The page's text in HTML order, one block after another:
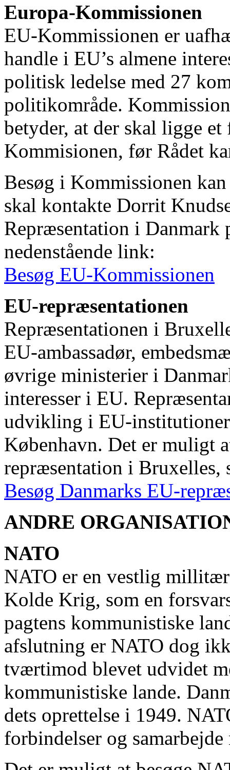
Europa-Kommissionen
EU-Kommissionen er
handle i EU’s almene
politisk ledelse med 27
politikområde.
betyder, at der skal ligge
Kommisionen, før Rådet
Besøg i Kommissionen
skal kontakte Dorrit
Repræsentation i Danmark
nedenstående link:
Besøg EU-Kommissionen
EU-repræsentationen
Repræsentationen i
EU-ambassadør,
øvrige ministerier i
interesser i EU.
udvikling i EU-
København. Det er muligt
repræsentation i Bruxelles,
Besøg Danmarks EU-
ANDRE
NATO
NATO er en vestlig
Kolde Krig, som en
pagtens kommunistiske
afslutning er NATO dog
tværtimod blevet udvidet
kommunistiske lande.
dets oprettelse i 1949.
forbindelser og